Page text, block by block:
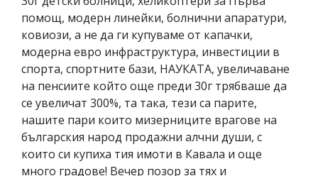
помощ, модерн линейки, болнични апаратури,
ковиози, а не да ги купуваме от капачки,
модерна евро инфраструктура, инвестиции в
спорта, спортните бази, НАУКАТА, увеличаване
на пенсиите който още преди 30г трябваше да
се увеличат 300%, та така, тези са парите,
нашите пари които мизерниците врагове на
българския народ продажни алчни души, с
които си купиха тия имоти в Кавала и още
много градове! Вечер позор за тях и